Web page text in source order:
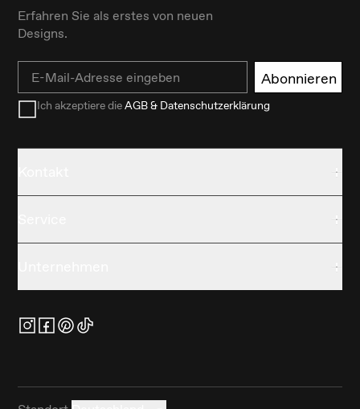
Erfahren Sie als erstes von neuen
Designs.
Email Abonnieren
Ich akzeptiere dieAGB & Datenschutzerklärung